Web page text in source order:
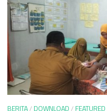
BERITA/DOWNLOAD/FEATURED